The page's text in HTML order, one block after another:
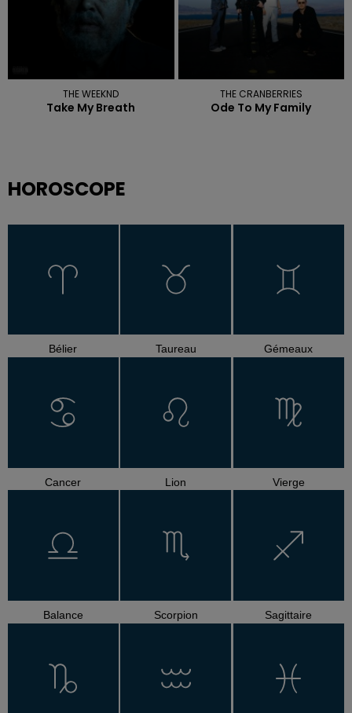
THE WEEKND
Take My Breath
THE CRANBERRIES
Ode To My Family
HOROSCOPE
Bélier Taureau Gémeaux
Cancer Lion Vierge
Balance Scorpion Sagittaire